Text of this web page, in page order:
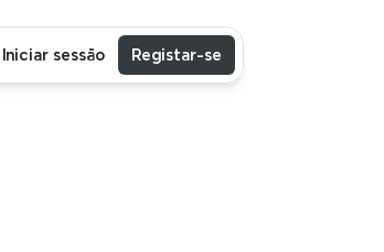
Iniciar sessão Registar-se